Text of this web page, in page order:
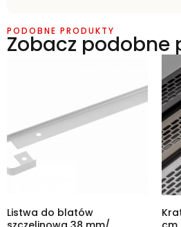
PODOBNE PRODUKTY
Zobacz podobne
Listwa do blatów